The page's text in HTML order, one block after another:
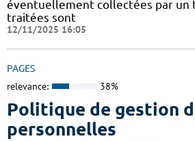
éventuellement collectées par un
traitées sont
12/11/2025 16:05
PAGES
relevance: 38%
Politique de gestion
personnelles